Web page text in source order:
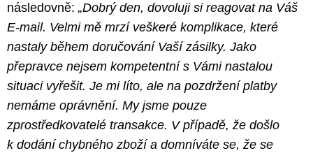
následovně: „Dobrý den, dovoluji si reagovat na Váš
E-mail. Velmi mě mrzí veškeré komplikace, které
nastaly během doručování Vaší zásilky. Jako
přepravce nejsem kompetentní s Vámi nastalou
situaci vyřešit. Je mi líto, ale na pozdržení platby
nemáme oprávnění. My jsme pouze
zprostředkovatelé transakce. V případě, že došlo
k dodání chybného zboží a domníváte se, že se